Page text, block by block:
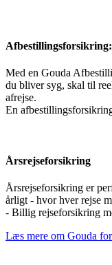
Afbestillingsforsikring:
Med en Gouda
du bliver syg, skal til
afrejse.
En
Årsrejseforsikring
Årsrejseforsikring er
årligt - hvor hver rejse
- Billig rejseforsikring
Læs mere om Gouda